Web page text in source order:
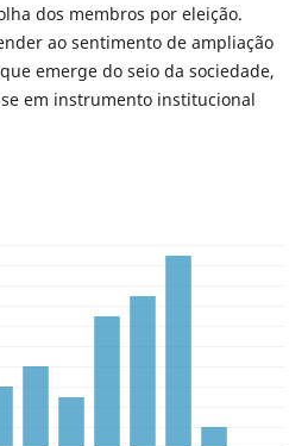
dos membros por eleição.
ao sentimento de ampliação
emerge do seio da sociedade,
em instrumento institucional